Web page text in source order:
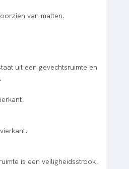
van matten.
uit een gevechtsruimte en
is een veiligheidsstrook.